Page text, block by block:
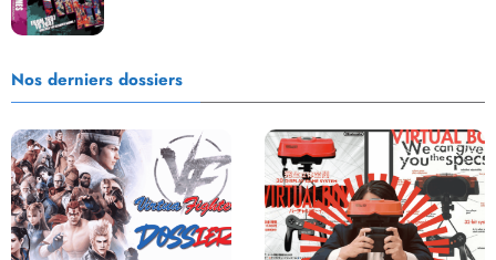
Nos derniers dossiers